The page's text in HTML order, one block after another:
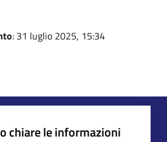
: 31 luglio 2025, 15:34
chiare le informazioni